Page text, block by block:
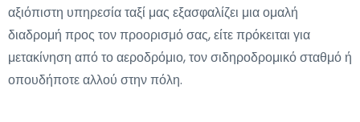
αξιόπιστη υπηρεσία ταξί μας εξασφαλίζει μια ομαλή
διαδρομή προς τον προορισμό σας, είτε πρόκειται για
μετακίνηση από το αεροδρόμιο, τον σιδηροδρομικό σταθμό ή
οπουδήποτε αλλού στην πόλη.